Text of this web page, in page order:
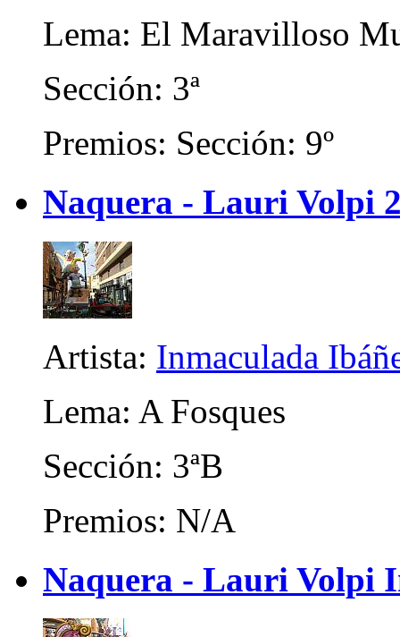
Lema: El Maravilloso
Sección: 3ª
Premios: Sección: 9º
Naquera - Lauri Volpi
Artista: Inmaculada
Lema: A Fosques
Sección: 3ªB
Premios: N/A
Naquera - Lauri Volpi